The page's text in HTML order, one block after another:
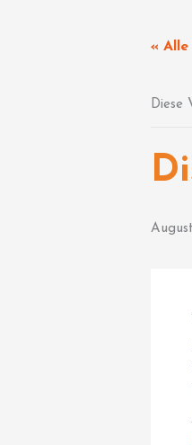
«
Diese